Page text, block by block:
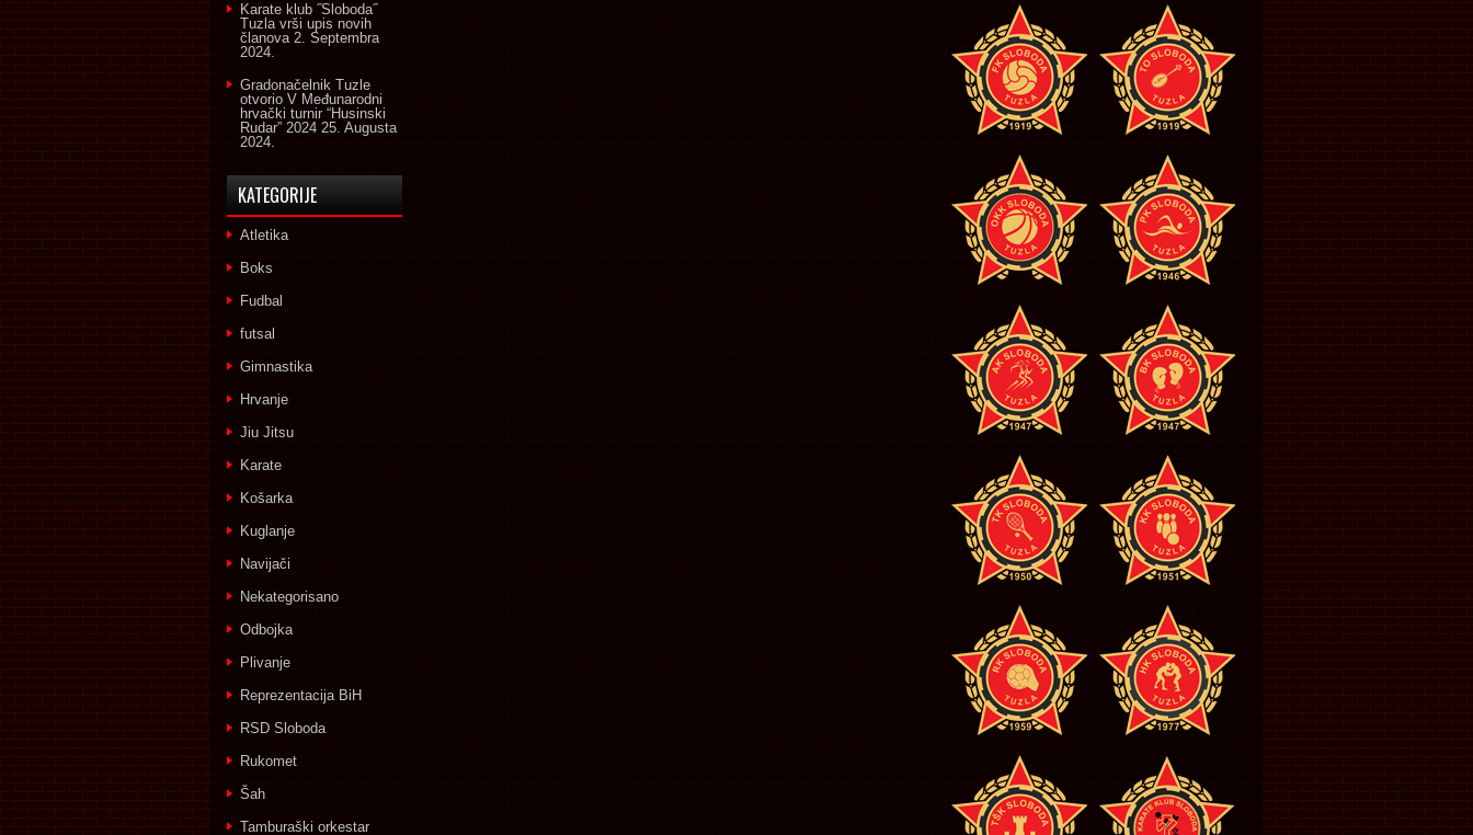
Karate klub ˝Sloboda˝
Tuzla vrši upis novih
članova 2. Septembra
2024.
Gradonačelnik Tuzle
otvorio V Međunarodni
hrvački turnir “Husinski
Rudar” 2024 25. Augusta
2024.
KATEGORIJE
Atletika
Boks
Fudbal
futsal
Gimnastika
Hrvanje
Jiu Jitsu
Karate
Košarka
Kuglanje
Navijači
Nekategorisano
Odbojka
Plivanje
Reprezentacija BiH
RSD Sloboda
Rukomet
Šah
Tamburaški orkestar